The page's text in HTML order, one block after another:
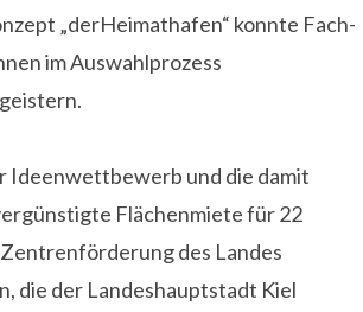
„derHeimathafen“ konnte Fach-
im Auswahlprozess
Ideenwettbewerb und die damit
Flächenmiete für 22
des Landes
die der Landeshauptstadt Kiel